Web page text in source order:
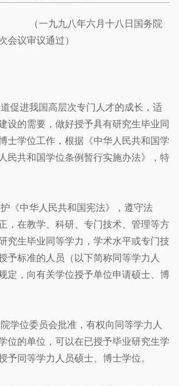
年六月十八日国务院
会议审议通过）
进我国高层次专门人才的成长，适
设的需要，做好授予具有研究生毕业同
士学位工作，根据《中华人民共和国学
民共和国学位条例暂行实施办法》，特
中华人民共和国宪法》，遵守法
，在教学、科研、专门技术、管理等方
究生毕业同等学力，学术水平或专门技
予标准的人员（以下简称同等学力人
定，向有关学位授予单位申请硕士、博
位委员会批准，有权向同等学力人
位的单位，可以在已授予毕业研究生学
予同等学力人员硕士、博士学位。